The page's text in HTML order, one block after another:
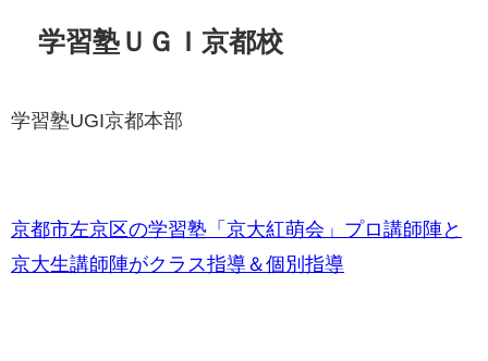
学習塾ＵＧＩ京都校
学習塾UGI京都本部
京都市左京区の学習塾「京大紅萌会」プロ講師陣と
京大生講師陣がクラス指導＆個別指導